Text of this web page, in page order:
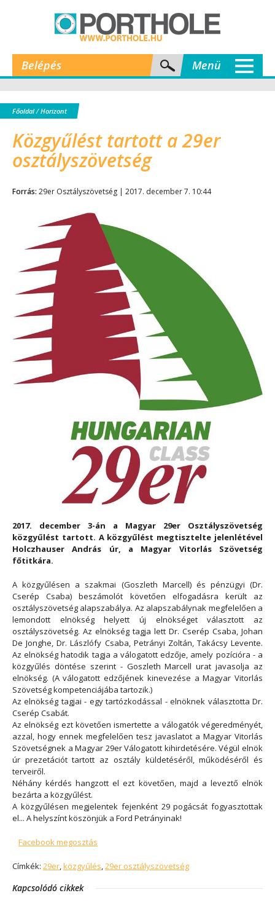
Belépés Menü
Főoldal/Horizont
Közgyűlést tartott a 29er
osztályszövetség
Forrás: 29er Osztályszövetség | 2017. december 7. 10:44
2017. december 3-án a Magyar 29er Osztályszövetség
közgyűlést tartott. A közgyűlést megtisztelte jelenlétével
Holczhauser András úr, a Magyar Vitorlás Szövetség
főtitkára.
A közgyűlésen a szakmai (Goszleth Marcell) és pénzügyi (Dr.
Cserép Csaba) beszámolót követően elfogadásra került az
osztályszövetség alapszabálya. Az alapszabálynak megfelelően a
lemondott elnökség helyett új elnökséget választott az
osztályszövetség. Az elnökség tagja lett Dr. Cserép Csaba, Johan
De Jonghe, Dr. Lászlófy Csaba, Petrányi Zoltán, Takácsy Levente.
Az elnökség hatodik tagja a válogatott edzője, amely pozícióra - a
közgyűlés döntése szerint - Goszleth Marcell urat javasolja az
elnökség. (A válogatott edzőjének kinevezése a Magyar Vitorlás
Szövetség kompetenciájába tartozik.)
Az elnökség tagjai - egy tartózkodással - elnöknek választotta Dr.
Cserép Csabát.
Az elnökség ezt követően ismertette a válogatók végeredményét,
azzal, hogy ennek megfelelően tesz javaslatot a Magyar Vitorlás
Szövetségnek a Magyar 29er Válogatott kihirdetésére. Végül elnök
úr prezetációt tartott az osztály küldetéséről, működéséről és
terveiről.
Néhány kérdés hangzott el ezt követően, majd a leveztő elnök
bezárta a közgyűlést.
A közgyűlésen megjelentek fejenként 29 pogácsát fogyasztottak
el... A helyszínt köszönjük a Ford Petrányinak!
Facebook megosztás
Címkék: 29er,közgyűlés,29er osztályszövetség
Kapcsolódó cikkek